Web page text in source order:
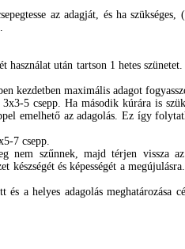
az adagját, és ha
használat után tartson 1 hetes
kezdetben maximális adagot
5 csepp. Ha második kúrára is
emelhető az adagolás. Ez így
7 csepp.
nem szűnnek, majd térjen vissza
és képességét a
és a helyes adagolás meghatározása